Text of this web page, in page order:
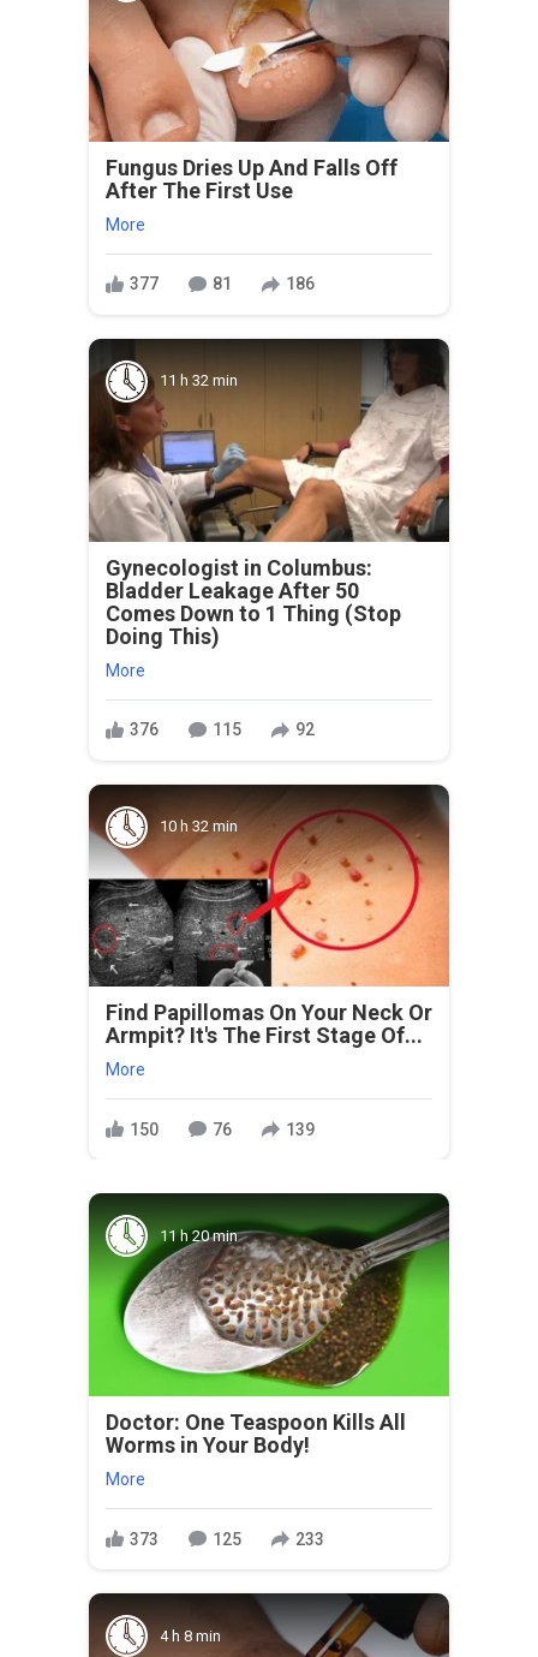
Fungus Dries Up And Falls Off
After The First Use
More
377 81 186
11 h 32 min
Gynecologist in Columbus:
Bladder Leakage After 50
Comes Down to 1 Thing (Stop
Doing This)
More
376 115 92
10 h 32 min
Find Papillomas On Your Neck Or
Armpit? It's The First Stage Of...
More
150 76 139
11 h 20 min
Doctor: One Teaspoon Kills All
Worms in Your Body!
More
373 125 233
4 h 8 min